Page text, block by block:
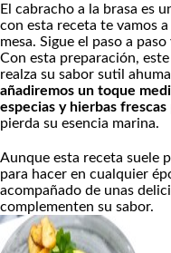
El cabracho a la brasa es
con esta receta te vamos
mesa. Sigue el paso a
Con esta preparación,
realza su sabor sutil
añadiremos un toque
especias y hierbas frescas
pierda su esencia marina.
Aunque esta receta suele
para hacer en cualquier
acompañado de unas
complementen su sabor.